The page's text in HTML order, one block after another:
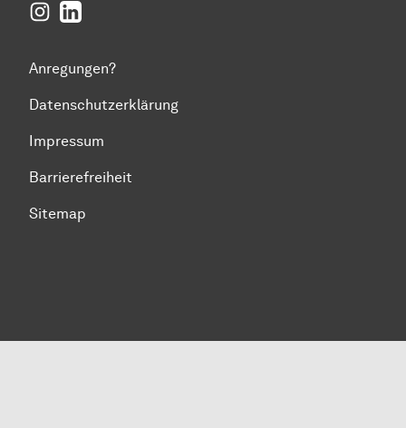
Instagram
LinkedIn
Anregungen?
Datenschutzerklärung
Impressum
Barrierefreiheit
Sitemap